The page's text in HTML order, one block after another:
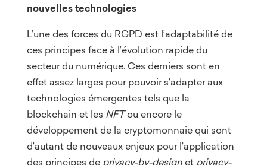
nouvelles technologies
L’une des forces du RGPD est l’adaptabilité de
ces principes face à l’évolution rapide du
secteur du numérique. Ces derniers sont en
effet assez larges pour pouvoir s’adapter aux
technologies émergentes tels que la
blockchain et les NFTou encore le
développement de la cryptomonnaie qui sont
d’autant de nouveaux enjeux pour l’application
des principes de privacy-by-designet privacy-